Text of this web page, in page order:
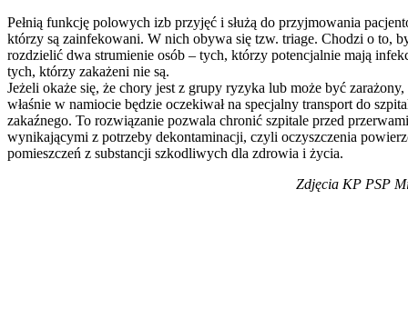
Pełnią funkcję polowych izb przyjęć i służą do przyjmowania
którzy są zainfekowani. W nich obywa się tzw. triage. Chodzi o to,
rozdzielić dwa strumienie osób – tych, którzy potencjalnie mają
tych, którzy zakażeni nie są.
Jeżeli okaże się, że chory jest z grupy ryzyka lub może być zarażony,
właśnie w namiocie będzie oczekiwał na specjalny transport do
zakaźnego. To rozwiązanie pozwala chronić szpitale przed przerwami
wynikającymi z potrzeby dekontaminacji, czyli oczyszczenia
pomieszczeń z substancji szkodliwych dla zdrowia i życia.
Zdjęcia KP PSP